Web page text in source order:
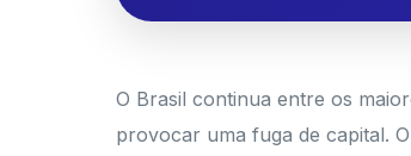
O Brasil continua entre os
provocar uma fuga de capital.